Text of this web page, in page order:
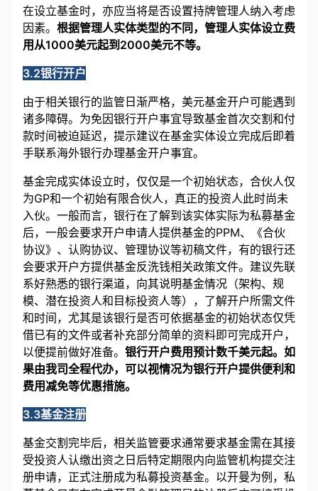
司，新加坡基金管理公司，BVI获准管理人等，发起人
在设立基金时，亦应当将是否设置持牌管理人纳入考虑
因素。根据管理人实体类型的不同，管理人实体设立费
由于相关银行的监管日渐严格，美元基金开户可能遇到
诸多障碍。为免因银行开户事宜导致基金首次交割和付
款时间被迫延迟，提示建议在基金实体设立完成后即着
基金完成实体设立时，仅仅是一个初始状态，合伙人仅
为GP和一个初始有限合伙人，真正的投资人此时尚未
入伙。一般而言，银行在了解到该实体实际为私募基金
后，一般会要求开户申请人提供基金的PPM、《合伙
协议》、认购协议、管理协议等初稿文件，有的银行还
会要求开户方提供基金反洗钱相关政策文件。建议先联
系好熟悉的银行渠道，向其说明基金情况（架构、规
模、潜在投资人和目标投资人等），了解开户所需文件
和时间，尤其是该银行是否可依据基金的初始状态仅凭
借已有的文件或者补充部分简单的资料即可完成开户，
以便提前做好准备。 银行开户费用预计数千美元起。如
果由我司全程代办，可以视情况为银行开户提供便利和
基金交割完毕后，相关监管要求通常要求基金需在其接
受投资人认缴出资之日后特定期限内向监管机构提交注